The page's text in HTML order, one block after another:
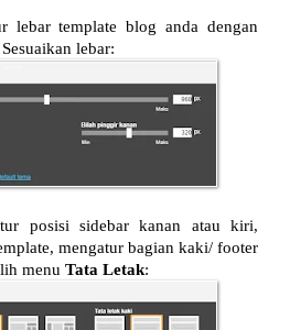
lebar template blog anda dengan
lebar:
posisi sidebar kanan atau kiri,
mengatur bagian kaki/ footer
menu Tata Letak: